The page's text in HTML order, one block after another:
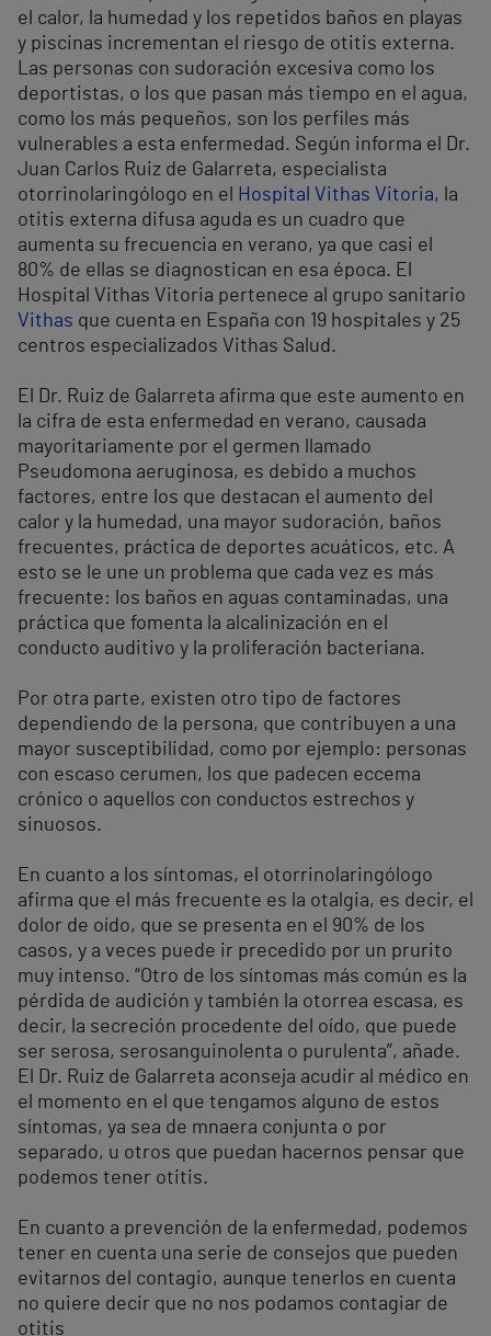
el calor, la humedad y los repetidos baños en playas
y piscinas incrementan el riesgo de otitis externa.
Las personas con sudoración excesiva como los
deportistas, o los que pasan más tiempo en el agua,
como los más pequeños, son los perfiles más
vulnerables a esta enfermedad. Según informa el Dr.
Juan Carlos Ruiz de Galarreta, especialista
otorrinolaringólogo en el
Hospital Vithas Vitoria, la
otitis externa difusa aguda es un cuadro que
aumenta su frecuencia en verano, ya que casi el
80% de ellas se diagnostican en esa época. El
Hospital Vithas Vitoria pertenece al grupo sanitario
Vithas que cuenta en España con 19 hospitales y 25
centros especializados Vithas Salud.
El Dr. Ruiz de Galarreta afirma que este aumento en
la cifra de esta enfermedad en verano, causada
mayoritariamente por el germen llamado
Pseudomona aeruginosa, es debido a muchos
factores, entre los que destacan el aumento del
calor y la humedad, una mayor sudoración, baños
frecuentes, práctica de deportes acuáticos, etc. A
esto se le une un problema que cada vez es más
frecuente: los baños en aguas contaminadas, una
práctica que fomenta la alcalinización en el
conducto auditivo y la proliferación bacteriana.
Por otra parte, existen otro tipo de factores
dependiendo de la persona, que contribuyen a una
mayor susceptibilidad, como por ejemplo: personas
con escaso cerumen, los que padecen eccema
crónico o aquellos con conductos estrechos y
sinuosos.
En cuanto a los síntomas, el otorrinolaringólogo
afirma que el más frecuente es la otalgia, es decir, el
dolor de oído, que se presenta en el 90% de los
casos, y a veces puede ir precedido por un prurito
muy intenso. “Otro de los síntomas más común es la
pérdida de audición y también la otorrea escasa, es
decir, la secreción procedente del oído, que puede
ser serosa, serosanguinolenta o purulenta”, añade.
El Dr. Ruiz de Galarreta aconseja acudir al médico en
el momento en el que tengamos alguno de estos
síntomas, ya sea de mnaera conjunta o por
separado, u otros que puedan hacernos pensar que
podemos tener otitis.
En cuanto a prevención de la enfermedad, podemos
tener en cuenta una serie de consejos que pueden
evitarnos del contagio, aunque tenerlos en cuenta
no quiere decir que no nos podamos contagiar de
otitis